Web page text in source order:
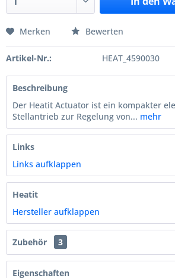
Merken Bewerten
Artikel-Nr.: HEAT_4590030
Beschreibung
Der Heatit Actuator ist ein kompakter
Stellantrieb zur Regelung von... mehr
Links
Links aufklappen
Heatit
Hersteller aufklappen
Zubehör 3
Eigenschaften